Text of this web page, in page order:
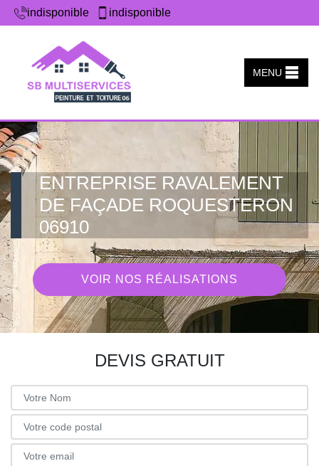
indisponible indisponible
MENU
ENTREPRISE RAVALEMENT
DE FAÇADE ROQUESTERON
06910
VOIR NOS RÉALISATIONS
DEVIS GRATUIT